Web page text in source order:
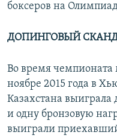
боксеров на
ДОПИНГОВЫЙ
Во время чемпионата
ноябре 2015 года в
Казахстана выиграла
и одну бронзовую
выиграли